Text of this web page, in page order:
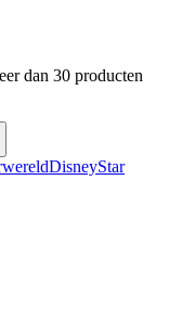
dan 30 producten
DisneyStar